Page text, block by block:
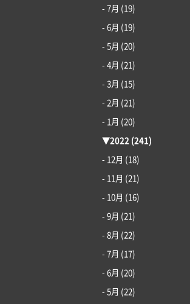
- 7月 (19)
- 6月 (19)
- 5月 (20)
- 4月 (21)
- 3月 (15)
- 2月 (21)
- 1月 (20)
▼2022 (241)
- 12月 (18)
- 11月 (21)
- 10月 (16)
- 9月 (21)
- 8月 (22)
- 7月 (17)
- 6月 (20)
- 5月 (22)